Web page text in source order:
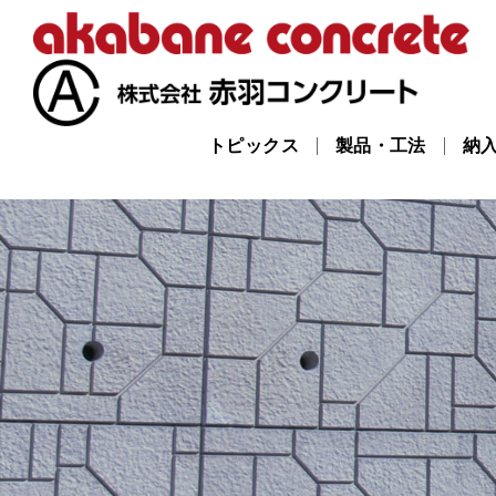
トピックス 製品・工法 納